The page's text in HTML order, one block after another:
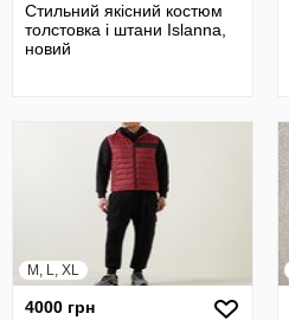
Стильний якісний костюм
толстовка і штани Islanna,
новий
M, L, XL
4000 грн